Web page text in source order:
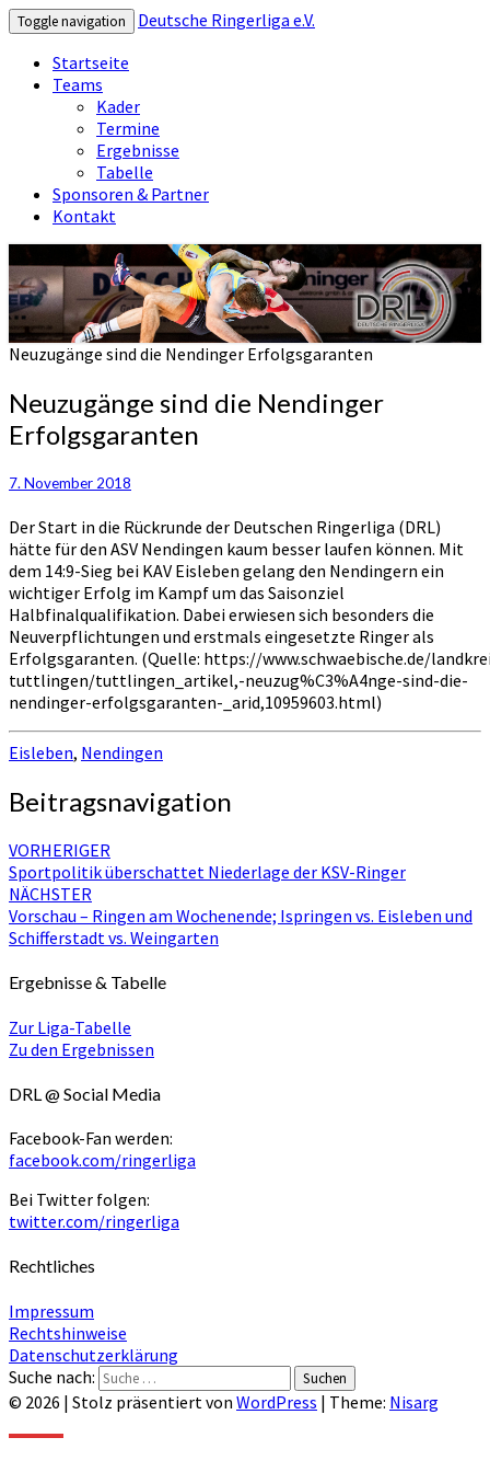
Toggle navigation
Deutsche Ringerliga e.V.
Startseite
Teams
Kader
Termine
Ergebnisse
Tabelle
Sponsoren & Partner
Kontakt
Deutsche Ringerliga e.V.
Neuzugänge sind die Nendinger Erfolgsgaranten
Neuzugänge sind die Nendinger
Erfolgsgaranten
7. November 2018
Der Start in die Rückrunde der Deutschen Ringerliga (DRL)
hätte für den ASV Nendingen kaum besser laufen können. Mit
dem 14:9-Sieg bei KAV Eisleben gelang den Nendingern ein
wichtiger Erfolg im Kampf um das Saisonziel
Halbfinalqualifikation. Dabei erwiesen sich besonders die
Neuverpflichtungen und erstmals eingesetzte Ringer als
Erfolgsgaranten. (Quelle: https://www.schwaebische.de/
tuttlingen/tuttlingen_artikel,-neuzug%C3%A4nge-sind-die-
nendinger-erfolgsgaranten-_arid,10959603.html)
Eisleben, Nendingen
Beitragsnavigation
VORHERIGER
Sportpolitik überschattet Niederlage der KSV-Ringer
NÄCHSTER
Vorschau – Ringen am Wochenende; Ispringen vs. Eisleben und
Schifferstadt vs. Weingarten
Ergebnisse & Tabelle
Zur Liga-Tabelle
Zu den Ergebnissen
DRL @ Social Media
Facebook-Fan werden:
facebook.com/ringerliga
Bei Twitter folgen:
twitter.com/ringerliga
Rechtliches
Impressum
Rechtshinweise
Datenschutzerklärung
Suche nach:
Suchen
© 2026 | Stolz präsentiert von WordPress | Theme: Nisarg